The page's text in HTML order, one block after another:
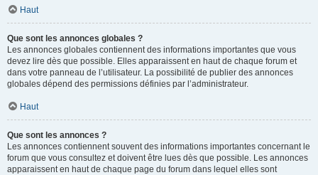
Haut
Que sont les annonces globales ?
Les annonces globales contiennent des informations importantes que vous
devez lire dès que possible. Elles apparaissent en haut de chaque forum et
dans votre panneau de l’utilisateur. La possibilité de publier des annonces
globales dépend des permissions définies par l’administrateur.
Haut
Que sont les annonces ?
Les annonces contiennent souvent des informations importantes concernant le
forum que vous consultez et doivent être lues dès que possible. Les annonces
apparaissent en haut de chaque page du forum dans lequel elles sont